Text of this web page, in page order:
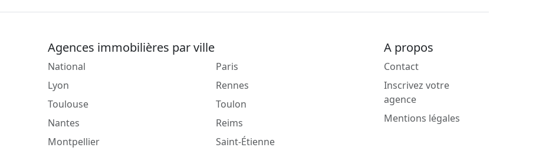
Agences immobilières par ville
National
Lyon
Toulouse
Nantes
Montpellier
Paris
Rennes
Toulon
Reims
Saint-Étienne
A propos
Contact
Inscrivez votre
agence
Mentions légales